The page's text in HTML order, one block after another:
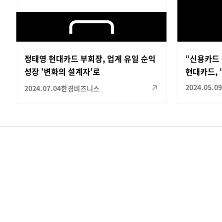
정태영 현대카드 부회장, 업계 유일 순익
성장 '변화의 설계자'로
2024.07.04한경비즈니스
“신용카
현대카드,
2024.05.09